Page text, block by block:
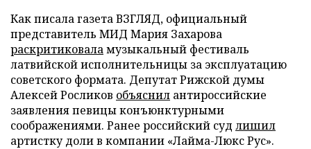
Как писала газета ВЗГЛЯД, официальный
представитель МИД Мария Захарова
раскритиковаламузыкальный фестиваль
латвийской исполнительницы за эксплуатацию
советского формата. Депутат Рижской думы
Алексей Росликов объяснил антироссийские
заявления певицы конъюнктурными
соображениями. Ранее российский суд лишил
артистку доли в компании «Лайма-Люкс Рус».